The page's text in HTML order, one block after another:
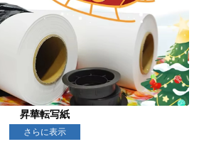
昇華転写紙
さらに表示